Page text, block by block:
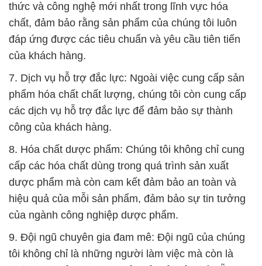
thức và công nghệ mới nhất trong lĩnh vực hóa
chất, đảm bảo rằng sản phẩm của chúng tôi luôn
đáp ứng được các tiêu chuẩn và yêu cầu tiên tiến
của khách hàng.
7. Dịch vụ hỗ trợ đắc lực: Ngoài việc cung cấp sản
phẩm hóa chất chất lượng, chúng tôi còn cung cấp
các dịch vụ hỗ trợ đắc lực để đảm bảo sự thành
công của khách hàng.
8. Hóa chất dược phẩm: Chúng tôi không chỉ cung
cấp các hóa chất dùng trong quá trình sản xuất
dược phẩm mà còn cam kết đảm bảo an toàn và
hiệu quả của mỗi sản phẩm, đảm bảo sự tin tưởng
của ngành công nghiệp dược phẩm.
9. Đội ngũ chuyên gia đam mê: Đội ngũ của chúng
tôi không chỉ là những người làm việc mà còn là